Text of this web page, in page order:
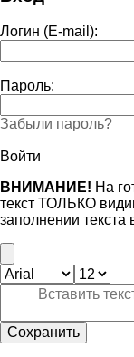
Логин (E-mail):
Пароль:
Забыли пароль?
Войти
ВНИМАНИЕ! На
текст ТОЛЬКО
заполнении текста
Сохранить